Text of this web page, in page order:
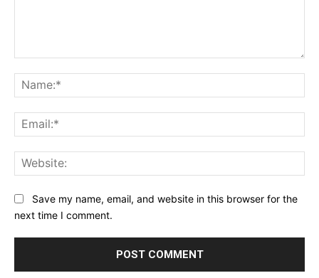
Save my name, email, and website in this browser for the
next time I comment.